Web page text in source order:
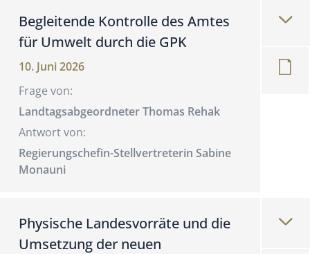
Begleitende Kontrolle des Amtes
für Umwelt durch die GPK
10. Juni 2026
Frage von:
Landtagsabgeordneter Thomas Rehak
Antwort von:
Regierungschefin-Stellvertreterin Sabine
Monauni
Physische Landesvorräte und die
Umsetzung der neuen